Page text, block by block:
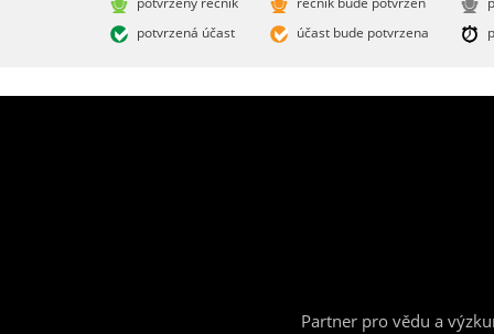
potvrzená účast
účast bude potvrzena
Partner pro vědu a